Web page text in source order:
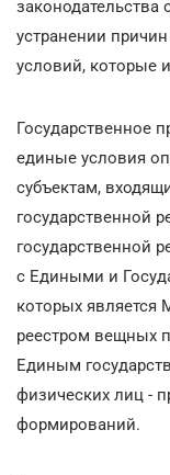
устранении
условий, которые
Государственное
единые условия
субъектам,
государственной
государственной
с Едиными и
которых является
реестром вещных
Единым
физических лиц -
формирований.